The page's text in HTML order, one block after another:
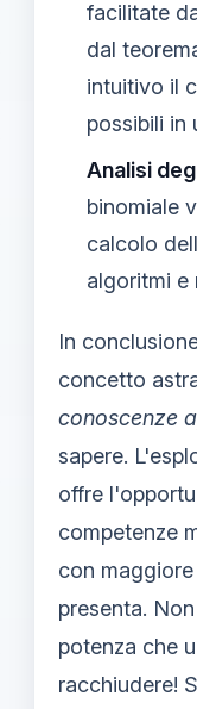
facilitate
dal
intuitivo il
possibili in
Analisi
binomiale
calcolo
algoritmi e
In
concetto
conoscenze
sapere.
offre
competenze
con
presenta.
potenza che
racchiudere!